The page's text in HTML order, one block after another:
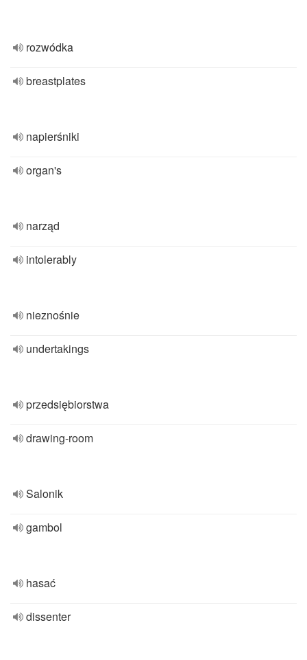
rozwódka
breastplates
napierśniki
organ's
narząd
intolerably
nieznośnie
undertakings
przedsiębiorstwa
drawing-room
Salonik
gambol
hasać
dissenter